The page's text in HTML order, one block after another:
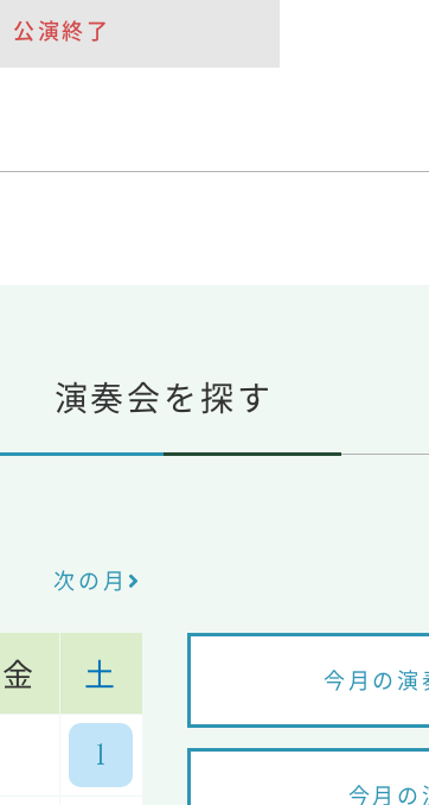
公演終了
演奏会を探す
次の月
金 土
1
今月の
今月の